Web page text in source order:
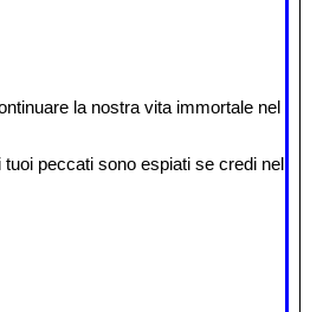
la nostra vita immortale nel
peccati sono espiati se credi nel